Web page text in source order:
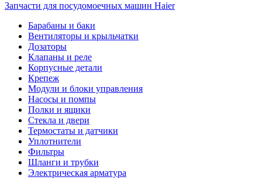
Запчасти для посудомоечных машин Haier
Барабаны и баки
Вентиляторы и крыльчатки
Дозаторы
Клапаны и реле
Корпусные детали
Крепеж
Модули и блоки управления
Насосы и помпы
Полки и ящики
Стекла и двери
Термостаты и датчики
Уплотнители
Фильтры
Шланги и трубки
Электрическая арматура